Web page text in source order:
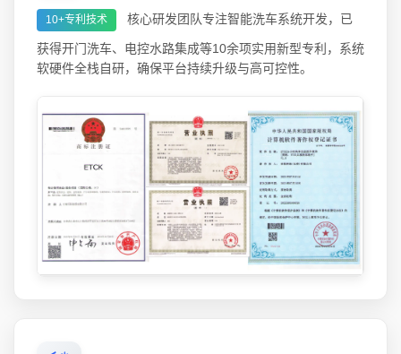
10+专利技术 核心研发团队专注智能洗车系统开发，已
获得开门洗车、电控水路集成等10余项实用新型专利，系统
软硬件全栈自研，确保平台持续升级与高可控性。